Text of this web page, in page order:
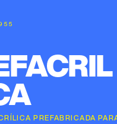
PREFABRICADA